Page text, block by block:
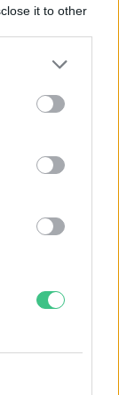
it to other
és a
a